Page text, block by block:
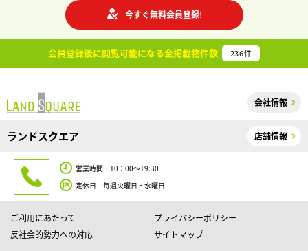
今すぐ無料会員登録!
会員登録後に閲覧可能になる全掲載物件数 236件
会社情報
ランドスクエア 店舗情報
営業時間 10：00～19:30
定休日 毎週火曜日・水曜日
ご利用にあたって
プライバシーポリシー
反社会的勢力への対応
サイトマップ